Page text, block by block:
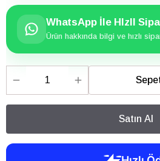
WhatsApp İle HIzlI
Ürün hakkında bilgi ve hızlı
Satın Al